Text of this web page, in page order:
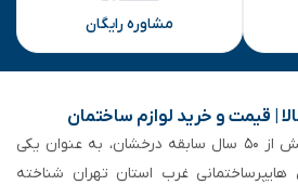
مشاوره رایگان
| قیمت و خرید لوازم ساختمان
هایپر ساختمانی خاجی‌ با بیش از ۵۰ سال سابقه‌ درخشان، به عنوان یکی
غرب استان تهران شناخته